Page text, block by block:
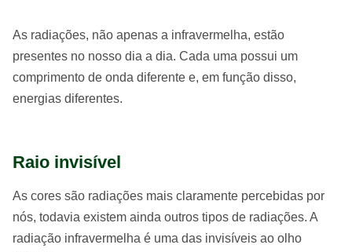
As radiações, não apenas a infravermelha, estão
presentes no nosso dia a dia. Cada uma possui um
comprimento de onda diferente e, em função disso,
energias diferentes.
Raio invisível
As cores são radiações mais claramente percebidas por
nós, todavia existem ainda outros tipos de radiações. A
radiação infravermelha é uma das invisíveis ao olho